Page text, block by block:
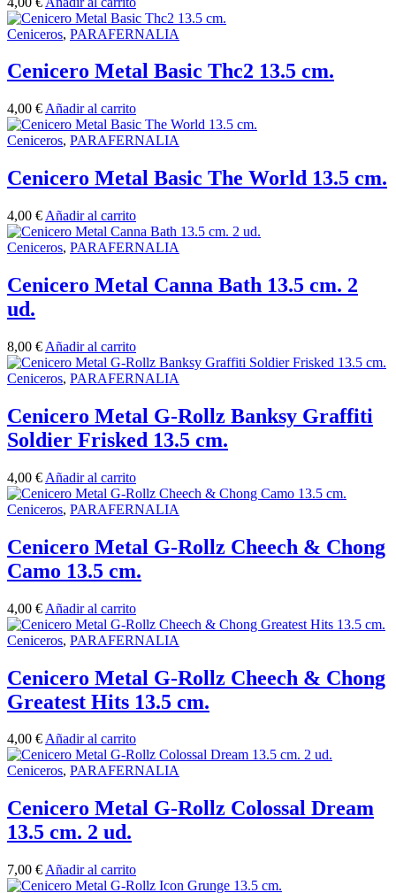
Ceniceros, PARAFERNALIA
Cenicero Metal Basic Thc2 13.5 cm.
4,00 € Añadir al carrito
Ceniceros, PARAFERNALIA
Cenicero Metal Basic The World 13.5 cm.
4,00 € Añadir al carrito
Ceniceros, PARAFERNALIA
Cenicero Metal Canna Bath 13.5 cm. 2
ud.
8,00 € Añadir al carrito
Ceniceros, PARAFERNALIA
Cenicero Metal G-Rollz Banksy Graffiti
Soldier Frisked 13.5 cm.
4,00 € Añadir al carrito
Ceniceros, PARAFERNALIA
Cenicero Metal G-Rollz Cheech & Chong
Camo 13.5 cm.
4,00 € Añadir al carrito
Ceniceros, PARAFERNALIA
Cenicero Metal G-Rollz Cheech & Chong
Greatest Hits 13.5 cm.
4,00 €Añadir al carrito
Ceniceros, PARAFERNALIA
Cenicero Metal G-Rollz Colossal Dream
13.5 cm. 2 ud.
7,00 € Añadir al carrito